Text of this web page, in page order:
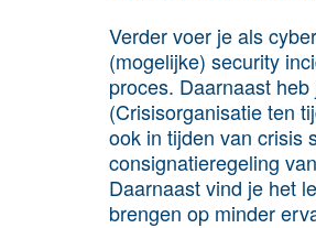
Verder voer je als
(mogelijke) security
proces. Daarnaast
(Crisisorganisatie ten
ook in tijden van crisis
consignatieregeling
Daarnaast vind je het
brengen op minder